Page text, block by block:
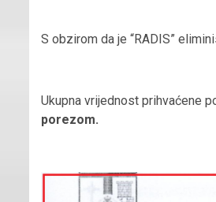
S obzirom da je “RADIS”
Ukupna vrijednost prihvaćene
porezom.